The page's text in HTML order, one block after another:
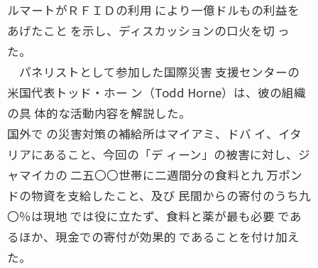
ルマートがＲＦＩＤの利用 により一億ドルもの利益を
あげたこと を示し、ディスカッションの口火を切 っ
た。
パネリストとして参加した国際災害 支援センターの
米国代表トッド・ホー ン（Todd Horne）は、彼の組織
の具 体的な活動内容を解説した。
国外で の災害対策の補給所はマイアミ、ドバ イ、イタ
リアにあること、今回の「デ ィーン」の被害に対し、ジ
ャマイカの 二五〇〇世帯に二週間分の食料と九 万ポン
ドの物資を支給したこと、及び 民間からの寄付のうち九
〇％は現地 では役に立たず、食料と薬が最も必要 であ
るほか、現金での寄付が効果的 であることを付け加え
た。